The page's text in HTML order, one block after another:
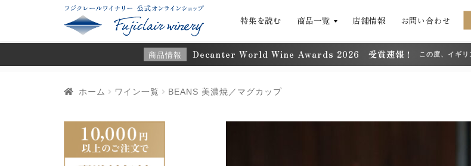
特集を読む 商品一覧 店舗情報 お問い合わせ
商品情報 Decanter World Wine Awards 2026 受賞速報！
この度、イギ
「Decanter
ホーム ワイン一覧 BEANS 美濃焼／マグカップ